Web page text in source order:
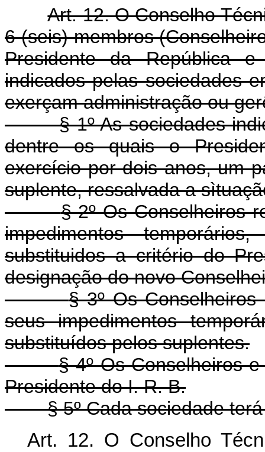
Art. 12. O Conselho
6 (seis) membros
Presidente da República
indicados pelas sociedades
exerçam administração ou
§ 1º As sociedades
dentre os quais o
exercício por dois anos, um
suplente, ressalvada a
§ 2º Os Conselheiros
impedimentos
substituidos a critério do
designação do novo
§ 3º Os
seus impedimentos
substituídos pelos suplentes.
§ 4º Os Conselheiros
Presidente do I. R. B.
§ 5º Cada sociedade
Art. 12. O Conselho